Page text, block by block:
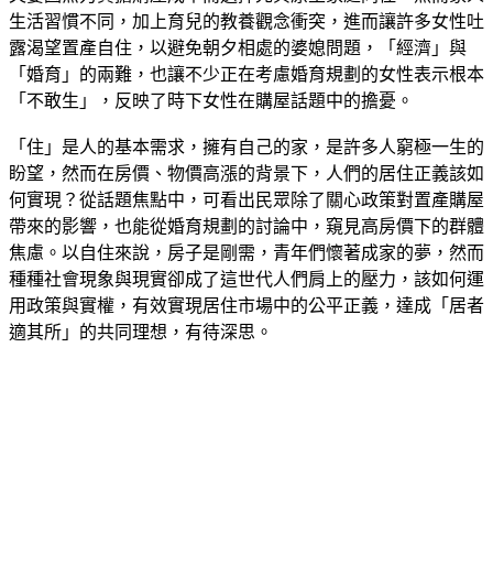
生活習慣不同，加上育兒的教養觀念衝突，進而讓許多女性吐
露渴望置產自住，以避免朝夕相處的婆媳問題，「經濟」與
「婚育」的兩難，也讓不少正在考慮婚育規劃的女性表示根本
「不敢生」，反映了時下女性在購屋話題中的擔憂。
「住」是人的基本需求，擁有自己的家，是許多人窮極一生的
盼望，然而在房價、物價高漲的背景下，人們的居住正義該如
何實現？從話題焦點中，可看出民眾除了關心政策對置產購屋
帶來的影響，也能從婚育規劃的討論中，窺見高房價下的群體
焦慮。以自住來說，房子是剛需，青年們懷著成家的夢，然而
種種社會現象與現實卻成了這世代人們肩上的壓力，該如何運
用政策與實權，有效實現居住市場中的公平正義，達成「居者
適其所」的共同理想，有待深思。